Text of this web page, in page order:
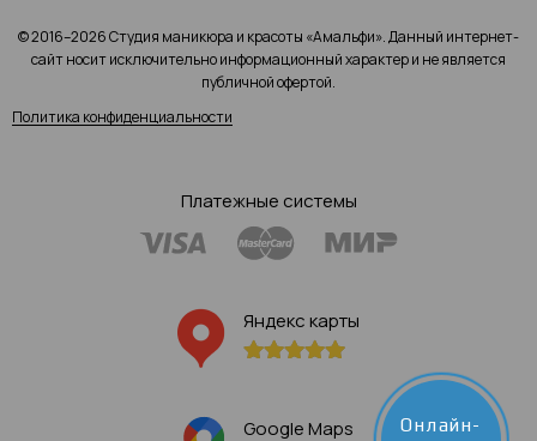
© 2016–2026 Студия маникюра и красоты «Амальфи». Данный интернет-
сайт носит исключительно информационный характер и не является
публичной офертой.
Политика конфиденциальности
Платежные системы
Яндекс карты
Google Maps Онлайн-